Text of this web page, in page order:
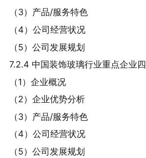
（3）产品/服务特色
（4）公司经营状况
（5）公司发展规划
7.2.4 中国装饰玻璃行业重点企业四
（1）企业概况
（2）企业优势分析
（3）产品/服务特色
（4）公司经营状况
（5）公司发展规划